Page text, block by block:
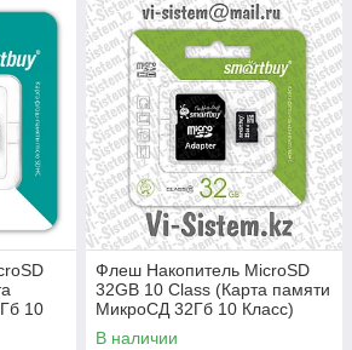
10
Флеш Накопитель MicroSD
32GB 10 Class (Карта памяти
МикроСД 32Гб 10 Класс)
В наличии